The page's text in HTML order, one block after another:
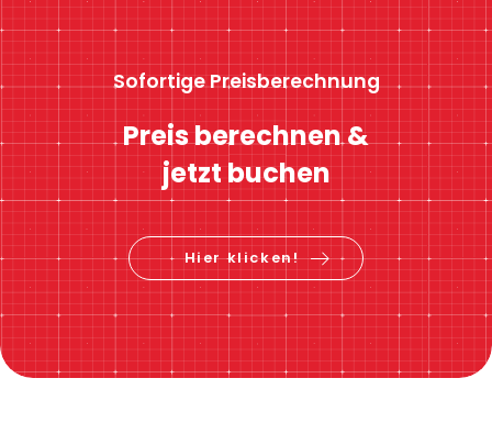
Sofortige Preisberechnung
Preis berechnen &
jetzt buchen